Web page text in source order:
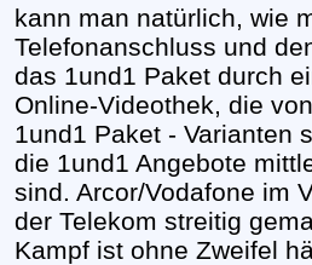
kann man natürlich, wie
Telefonanschluss und
das 1und1 Paket durch
Online-Videothek, die
1und1 Paket - Varianten
die 1und1 Angebote
sind. Arcor/Vodafone im
der Telekom streitig
Kampf ist ohne Zweifel